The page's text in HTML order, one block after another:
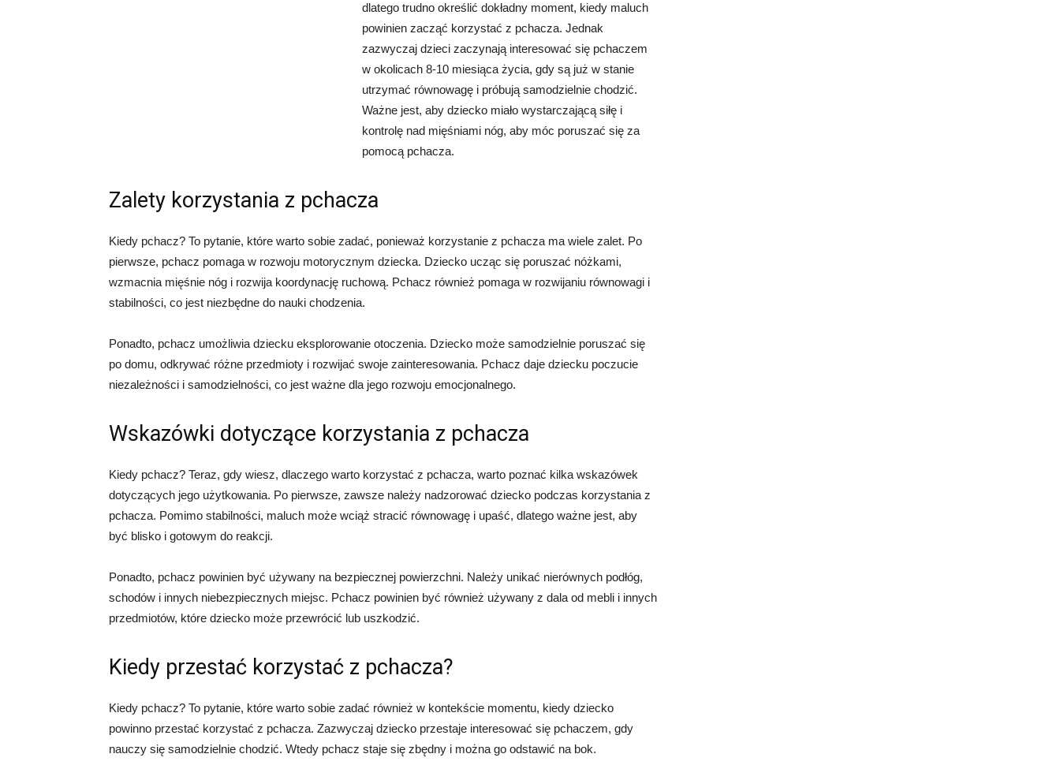
dlatego trudno określić dokładny moment, kiedy maluch
powinien zacząć korzystać z pchacza. Jednak
zazwyczaj dzieci zaczynają interesować się pchaczem
w okolicach 8-10 miesiąca życia, gdy są już w stanie
utrzymać równowagę i próbują samodzielnie chodzić.
Ważne jest, aby dziecko miało wystarczającą siłę i
kontrolę nad mięśniami nóg, aby móc poruszać się za
pomocą pchacza.
Zalety korzystania z pchacza
Kiedy pchacz? To pytanie, które warto sobie zadać, ponieważ korzystanie z pchacza ma wiele zalet. Po
pierwsze, pchacz pomaga w rozwoju motorycznym dziecka. Dziecko ucząc się poruszać nóżkami,
wzmacnia mięśnie nóg i rozwija koordynację ruchową. Pchacz również pomaga w rozwijaniu równowagi i
stabilności, co jest niezbędne do nauki chodzenia.
Ponadto, pchacz umożliwia dziecku eksplorowanie otoczenia. Dziecko może samodzielnie poruszać się
po domu, odkrywać różne przedmioty i rozwijać swoje zainteresowania. Pchacz daje dziecku poczucie
niezależności i samodzielności, co jest ważne dla jego rozwoju emocjonalnego.
Wskazówki dotyczące korzystania z pchacza
Kiedy pchacz? Teraz, gdy wiesz, dlaczego warto korzystać z pchacza, warto poznać kilka wskazówek
dotyczących jego użytkowania. Po pierwsze, zawsze należy nadzorować dziecko podczas korzystania z
pchacza. Pomimo stabilności, maluch może wciąż stracić równowagę i upaść, dlatego ważne jest, aby
być blisko i gotowym do reakcji.
Ponadto, pchacz powinien być używany na bezpiecznej powierzchni. Należy unikać nierównych podłóg,
schodów i innych niebezpiecznych miejsc. Pchacz powinien być również używany z dala od mebli i innych
przedmiotów, które dziecko może przewrócić lub uszkodzić.
Kiedy przestać korzystać z pchacza?
Kiedy pchacz? To pytanie, które warto sobie zadać również w kontekście momentu, kiedy dziecko
powinno przestać korzystać z pchacza. Zazwyczaj dziecko przestaje interesować się pchaczem, gdy
nauczy się samodzielnie chodzić. Wtedy pchacz staje się zbędny i można go odstawić na bok.